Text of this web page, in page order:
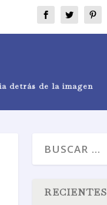
detrás de la imagen
RECIENTES